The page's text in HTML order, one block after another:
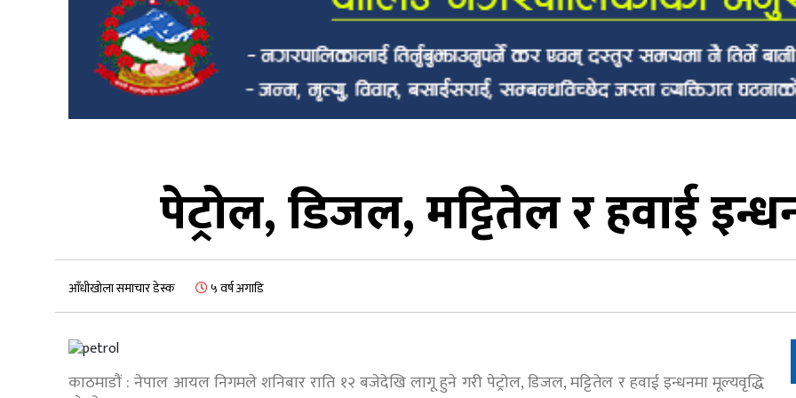
पेट्रोल, डिजल, मट्टितेल र हवाई
आँधीखोला समाचार डेस्क ५ वर्ष अगाडि
काठमाडौं : नेपाल आयल निगमले शनिबार राति १२ बजेदेखि लागू हुने गरी पेट्रोल, डिजल, मट्टितेल र हवाई इन्धनमा मूल्यवृद्धि